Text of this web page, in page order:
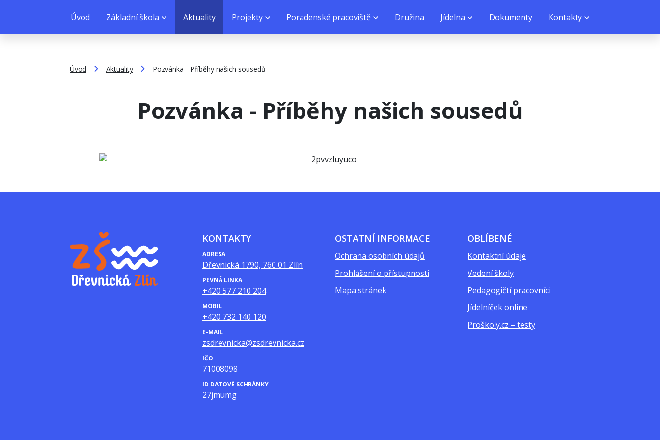
Úvod Základní škola Aktuality Projekty Poradenské pracoviště Družina Jídelna Dokumenty Kontakty
Úvod Aktuality Pozvánka - Příběhy našich sousedů
Pozvánka - Příběhy našich sousedů
KONTAKTY
ADRESA
Dřevnická 1790, 760 01 Zlín
PEVNÁ LINKA
+420 577 210 204
MOBIL
+420 732 140 120
E-MAIL
zsdrevnicka@zsdrevnicka.cz
IČO
71008098
ID DATOVÉ SCHRÁNKY
27jmumg
OSTATNÍ INFORMACE
Ochrana osobních údajů
Prohlášení o přístupnosti
Mapa stránek
OBLÍBENÉ
Kontaktní údaje
Vedení školy
Pedagogičtí pracovníci
Jídelníček online
Proškoly.cz – testy